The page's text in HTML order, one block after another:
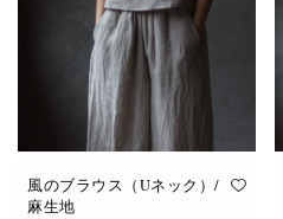
風のブラウス（Uネック）/
麻生地